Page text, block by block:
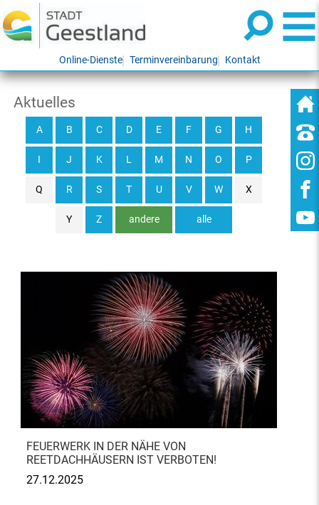
Online-Dienste Terminvereinbarung Kontakt
Aktuelles
alle
A B C D E F G H
I J K L M N O P
Q R S T U V W X
Y Z andere
FEUERWERK IN DER NÄHE VON
REETDACHHÄUSERN IST VERBOTEN!
27.12.2025